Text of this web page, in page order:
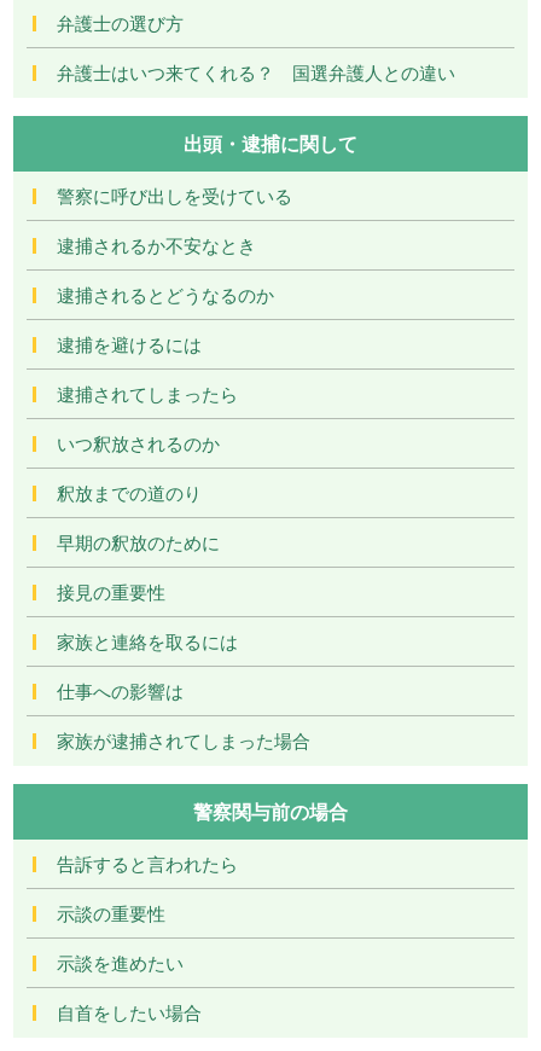
弁護士の選び方
弁護士はいつ来てくれる？ 国選弁護人との違い
出頭・逮捕に関して
警察に呼び出しを受けている
逮捕されるか不安なとき
逮捕されるとどうなるのか
逮捕を避けるには
逮捕されてしまったら
いつ釈放されるのか
釈放までの道のり
早期の釈放のために
接見の重要性
家族と連絡を取るには
仕事への影響は
家族が逮捕されてしまった場合
警察関与前の場合
告訴すると言われたら
示談の重要性
示談を進めたい
自首をしたい場合